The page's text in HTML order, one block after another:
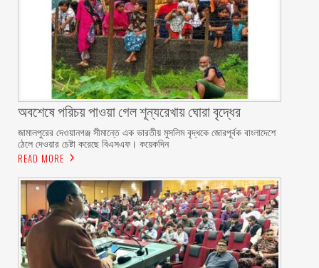
অবশেষে পরিচয় পাওয়া গেল শূন্যরেখায় ঘোরা বৃদ্ধের
জামালপুরের দেওয়ানগঞ্জ সীমান্তে এক ভারতীয় মুসলিম বৃদ্ধকে জোরপূর্বক বাংলাদেশে
ঠেলে দেওয়ার চেষ্টা করেছে বিএসএফ। কয়েকদিন
READ MORE